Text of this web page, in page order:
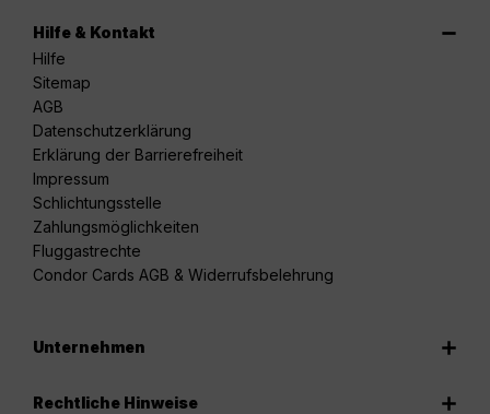
Hilfe & Kontakt
Hilfe
Sitemap
AGB
Datenschutzerklärung
Erklärung der Barrierefreiheit
Impressum
Schlichtungsstelle
Zahlungsmöglichkeiten
Fluggastrechte
Condor Cards AGB & Widerrufsbelehrung
Unternehmen
Rechtliche Hinweise